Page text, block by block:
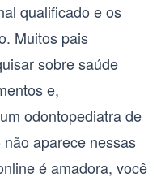
qualificado e os
Muitos pais
sobre saúde
e,
odontopediatra de
aparece nessas
é amadora, você